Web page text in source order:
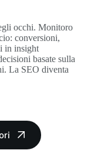
occhi. Monitoro
conversioni,
in insight
basate sulla
La SEO diventa